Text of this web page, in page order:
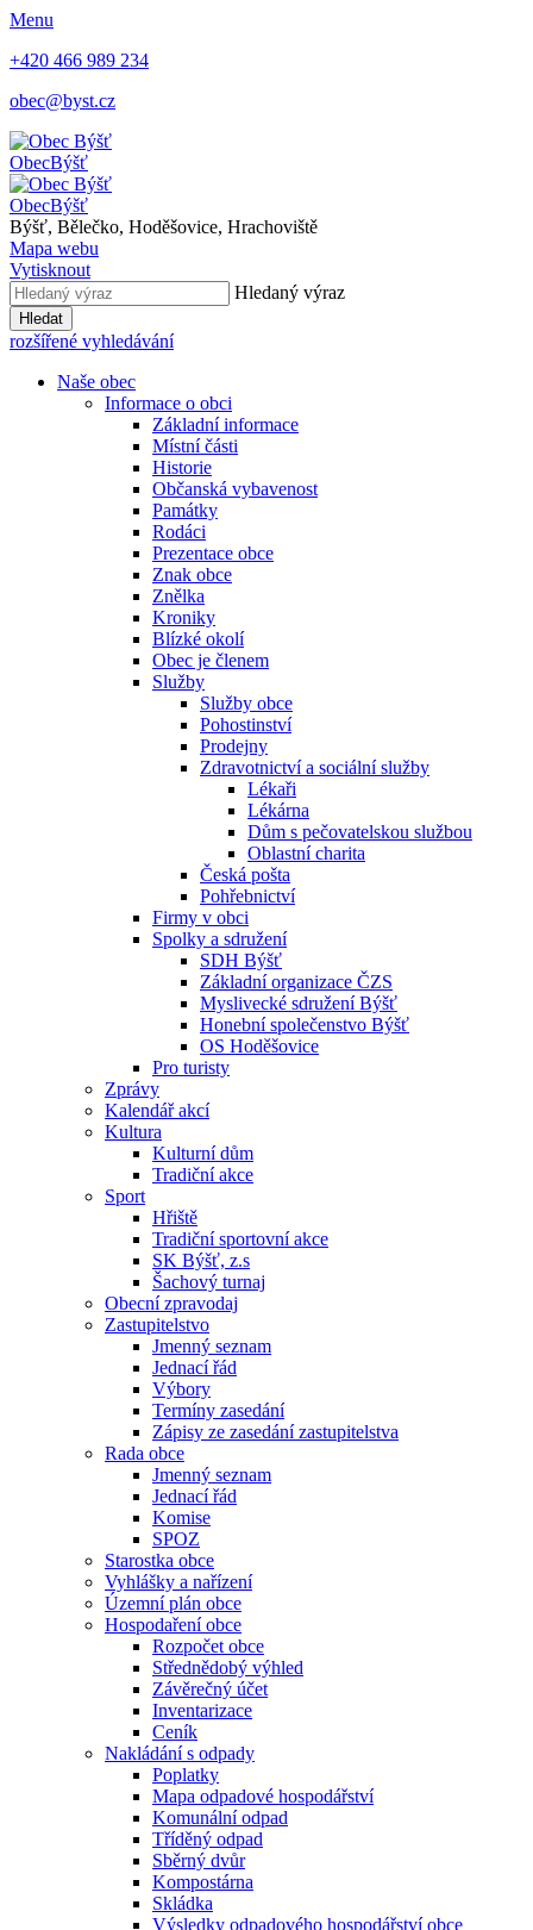
Menu
+420 466 989 234
obec@byst.cz
ObecBýšť
ObecBýšť
Býšť, Bělečko, Hoděšovice, Hrachoviště
Mapa webu
Vytisknout
Hledaný výraz
Hledat
rozšířené vyhledávání
Naše obec
Informace o obci
Základní informace
Místní části
Historie
Občanská vybavenost
Památky
Rodáci
Prezentace obce
Znak obce
Znělka
Kroniky
Blízké okolí
Obec je členem
Služby
Služby obce
Pohostinství
Prodejny
Zdravotnictví a sociální služby
Lékaři
Lékárna
Dům s pečovatelskou službou
Oblastní charita
Česká pošta
Pohřebnictví
Firmy v obci
Spolky a sdružení
SDH Býšť
Základní organizace ČZS
Myslivecké sdružení Býšť
Honební společenstvo Býšť
OS Hoděšovice
Pro turisty
Zprávy
Kalendář akcí
Kultura
Kulturní dům
Tradiční akce
Sport
Hřiště
Tradiční sportovní akce
SK Býšť, z.s
Šachový turnaj
Obecní zpravodaj
Zastupitelstvo
Jmenný seznam
Jednací řád
Výbory
Termíny zasedání
Zápisy ze zasedání zastupitelstva
Rada obce
Jmenný seznam
Jednací řád
Komise
SPOZ
Starostka obce
Vyhlášky a nařízení
Územní plán obce
Hospodaření obce
Rozpočet obce
Střednědobý výhled
Závěrečný účet
Inventarizace
Ceník
Nakládání s odpady
Poplatky
Mapa odpadové hospodářství
Komunální odpad
Tříděný odpad
Sběrný dvůr
Kompostárna
Skládka
Výsledky odpadového hospodářství obce